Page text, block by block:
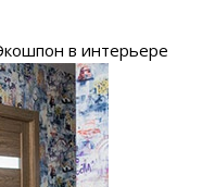
в интерьере